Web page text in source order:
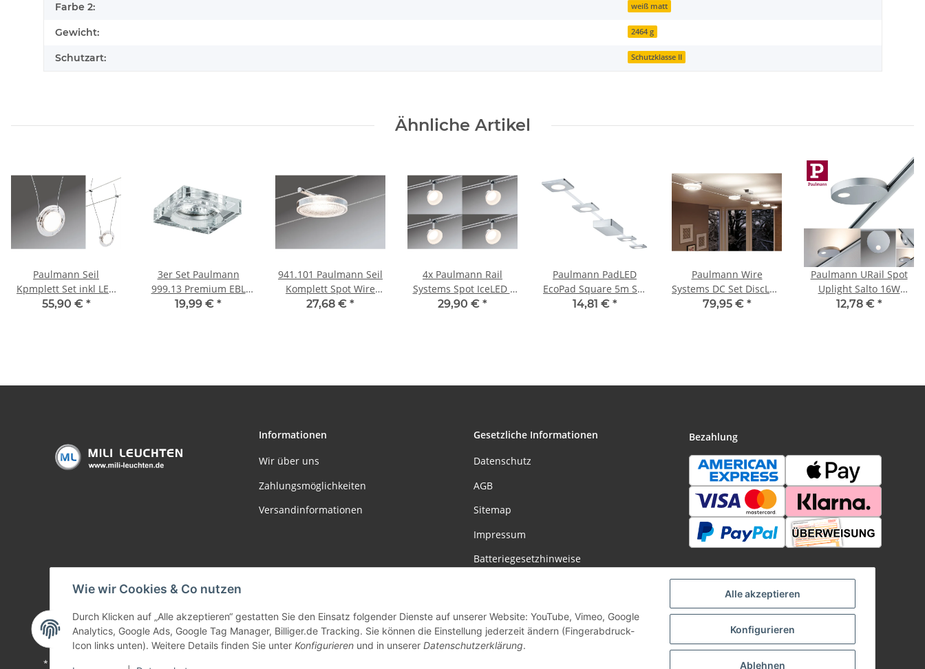
Alle akzeptieren
Konfigurieren
Ablehnen
Wie wir Cookies & Co nutzen
Durch Klicken auf „Alle akzeptieren“ gestatten Sie den Einsatz folgender Dienste auf unserer Website: YouTube, Vimeo, Google
Analytics, Google Ads, Google Tag Manager, Billiger.de Tracking. Sie können die Einstellung jederzeit ändern (Fingerabdruck-
Icon links unten). Weitere Details finden Sie unter Konfigurieren und in unserer Datenschutzerklärung.
Farbe 2: weiß matt
Gewicht: 2464 g
Schutzart: Schutzklasse II
Ähnliche Artikel
Paulmann Seil
Kpmplett Set inkl LED
Leuchten 6x4W Twist
55,90 € *
3er Set Paulmann
999.13 Premium EBL
Set Cristal Quadro max.
19,99 € *
941.101 Paulmann Seil
Komplett Spot Wire
Disk Systems DC Set
27,68 € *
4x Paulmann Rail
Systems Spot IceLED I
4W Chrom matt
29,90 € *
Paulmann PadLED
EcoPad Square 5m Set
4x2,2W 15VA Chrom
14,81 € *
Paulmann Wire
Systems DC Set DiscLED
I 5x4W Chrom/Satin
79,95 € *
Paulmann URail Spot
Uplight Salto 16W
Chrom matt 230V
12,78 € *
Informationen
Wir über uns
Zahlungsmöglichkeiten
Versandinformationen
Gesetzliche Informationen
Datenschutz
AGB
Sitemap
Impressum
Batteriegesetzhinweise
Bezahlung
Vertrag widerrufen
* Alle Preise inkl. gesetzlicher USt., zzgl.